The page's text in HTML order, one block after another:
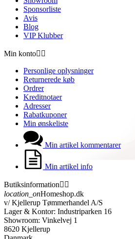
Sponsorliste
Avis
Blog
VIP Klubber
Min konto 
Personlige oplysninger
Returnerede køb
Ordrer
Kreditnotaer
Adresser
Rabatkuponer
Min ønskeliste
Min artikel kommentarer
Min artikel info
Butiksinformation 
location_onHomeshop.dk
v/ Kjellerup Tømmerhandel A/S
Lager & Kontor: Industriparken 16
Showroom: Vinkelvej 1
8620 Kjellerup